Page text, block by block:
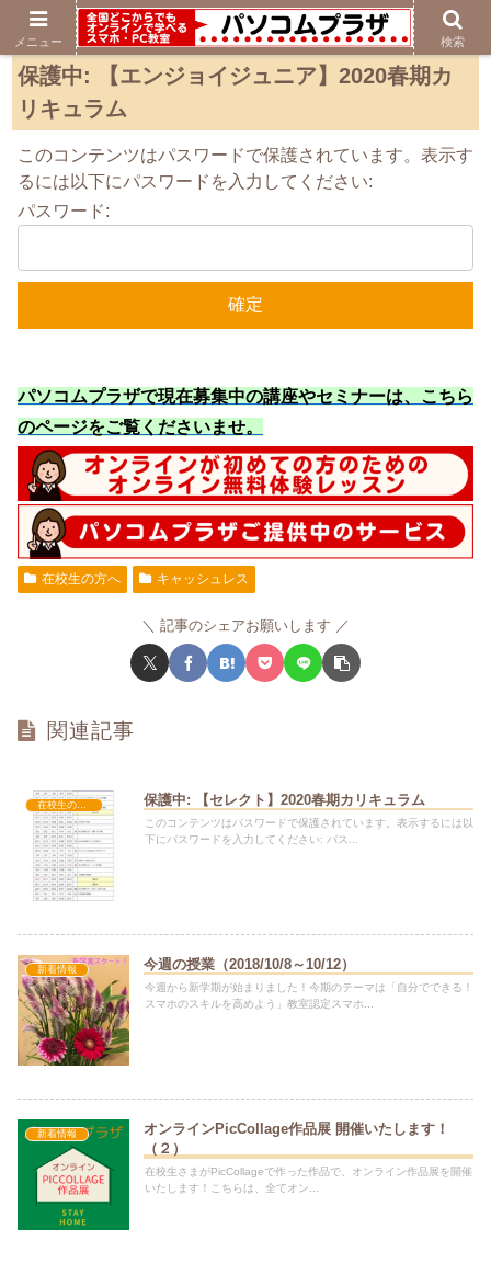
保護中: 【エンジョイジュニア】2020春期カ
リキュラム
このコンテンツはパスワードで保護されています。表示す
るには以下にパスワードを入力してください:
パスワード:
パソコムプラザで現在募集中の講座やセミナーは、こちら
のページをご覧くださいませ。
在校生の方へ キャッシュレス
記事のシェアお願いします
関連記事
保護中: 【セレクト】2020春期カリキュラム
このコンテンツはパスワードで保護されています。表示するには以
下にパスワードを入力してください: パス...
新着情報 今週の授業（2018/10/8～10/12）
今週から新学期が始まりました！今期のテーマは「自分でできる！
スマホのスキルを高めよう」教室認定スマホ...
新着情報
オンラインPicCollage作品展 開催いたします！
（２）
在校生さまがPicCollageで作った作品で、オンライン作品展を開催
いたします！こちらは、全てオン...
メニュー 検索